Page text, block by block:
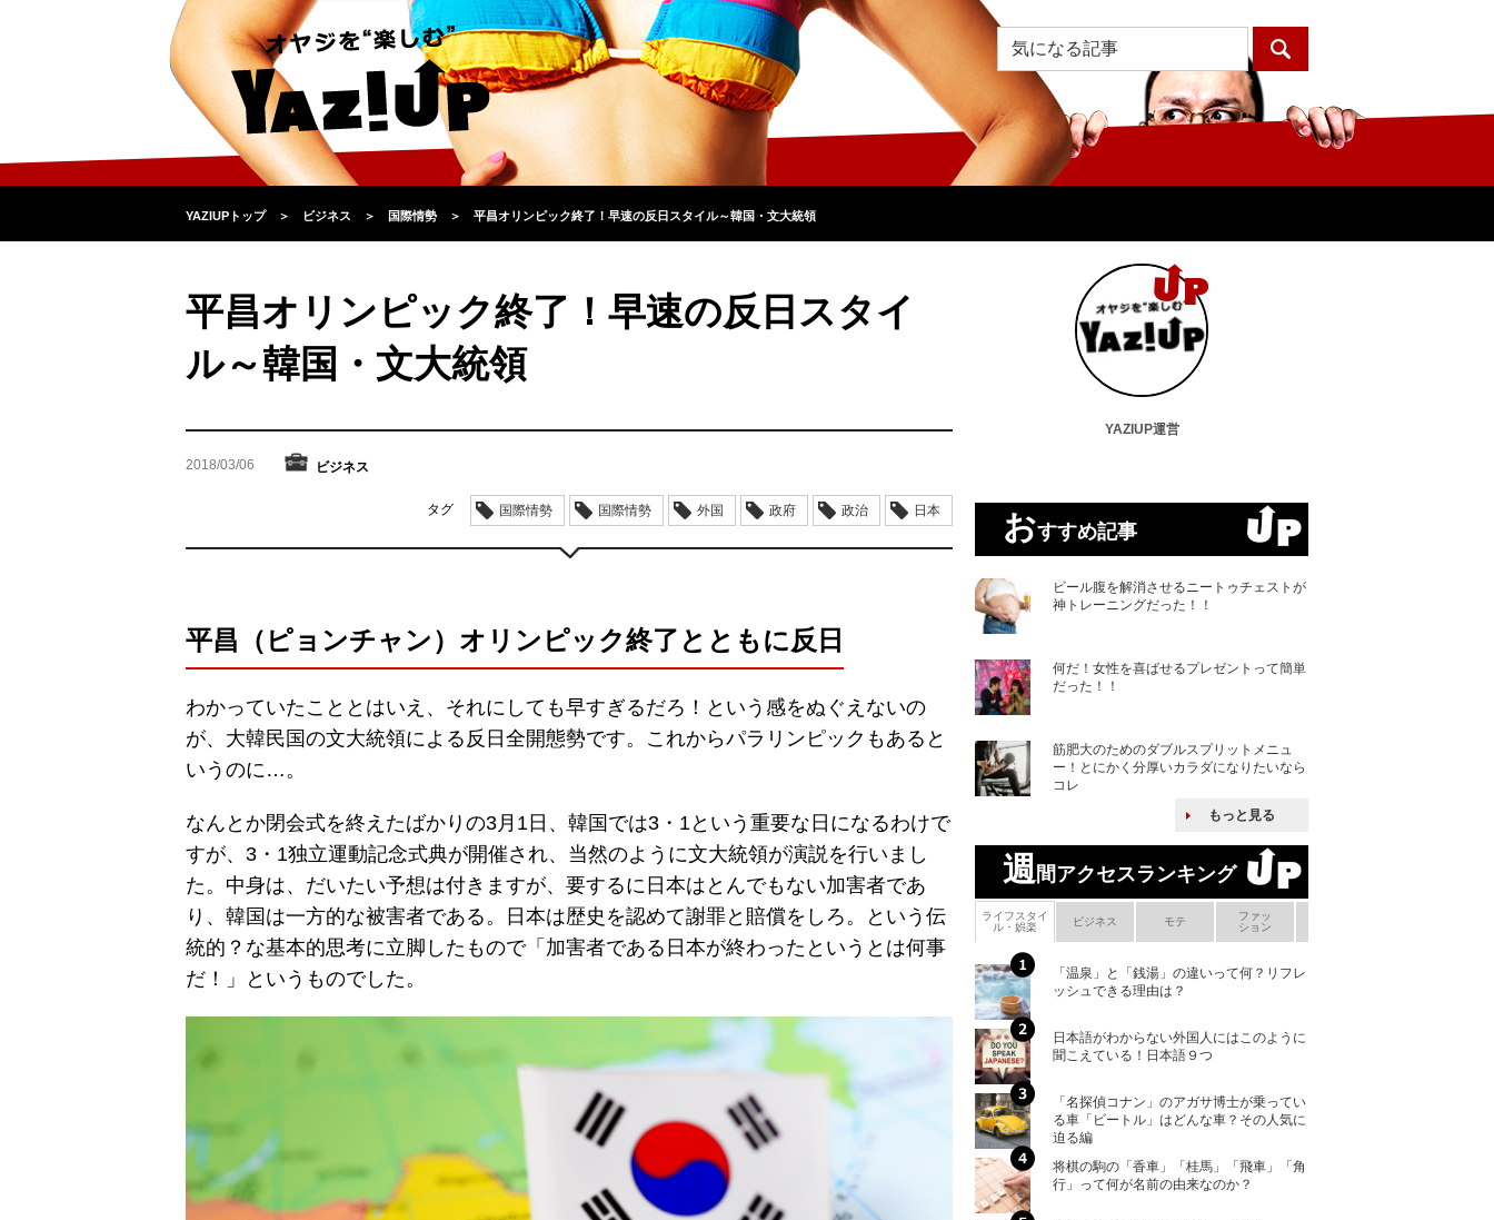
YAZIUPトップ ＞ ビジネス ＞ 国際情勢 ＞ 平昌オリンピック終了！早速の反日スタイル～韓国・文大統領
平昌オリンピック終了！早速の反日スタイ
ル～韓国・文大統領
2018/03/06 ビジネス
タグ 国際情勢 国際情勢 外国 政府 政治 日本
平昌（ピョンチャン）オリンピック終了とともに反日
わかっていたこととはいえ、それにしても早すぎるだろ！という感をぬぐえないの
が、大韓民国の文大統領による反日全開態勢です。これからパラリンピックもあると
いうのに…。
なんとか閉会式を終えたばかりの3月1日、韓国では3・1という重要な日になるわけで
すが、3・1独立運動記念式典が開催され、当然のように文大統領が演説を行いまし
た。中身は、だいたい予想は付きますが、要するに日本はとんでもない加害者であ
り、韓国は一方的な被害者である。日本は歴史を認めて謝罪と賠償をしろ。という伝
統的？な基本的思考に立脚したもので「加害者である日本が終わったというとは何事
だ！」というものでした。
YAZIUP運営
おすすめ記事
ビール腹を解消させるニートゥチェストが
神トレーニングだった！！
何だ！女性を喜ばせるプレゼントって簡単
だった！！
筋肥大のためのダブルスプリットメニュ
ー！とにかく分厚いカラダになりたいなら
コレ
もっと見る
週間アクセスランキング
ライフスタイ
ル・娯楽
ビジネス モテ
ファッ
ション
「温泉」と「銭湯」の違いって何？リフレ
ッシュできる理由は？
日本語がわからない外国人にはこのように
聞こえている！日本語９つ
「名探偵コナン」のアガサ博士が乗ってい
る車「ビートル」はどんな車？その人気に
迫る編
将棋の駒の「香車」「桂馬」「飛車」「角
行」って何が名前の由来なのか？